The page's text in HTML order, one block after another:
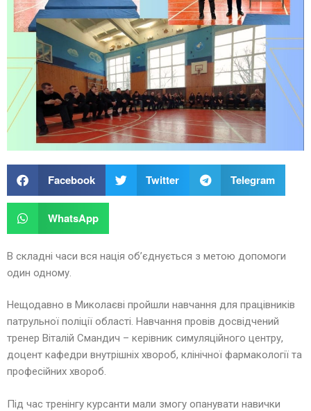
Facebook Twitter Telegram
WhatsApp
В складні часи вся нація об’єднується з метою допомоги
один одному.
Нещодавно в Миколаєві пройшли навчання для працівників
патрульної поліції області. Навчання провів досвідчений
тренер Віталій Смандич – керівник симуляційного центру,
доцент кафедри внутрішніх хвороб, клінічної фармакології та
професійних хвороб.
Під час тренінгу курсанти мали змогу опанувати навички